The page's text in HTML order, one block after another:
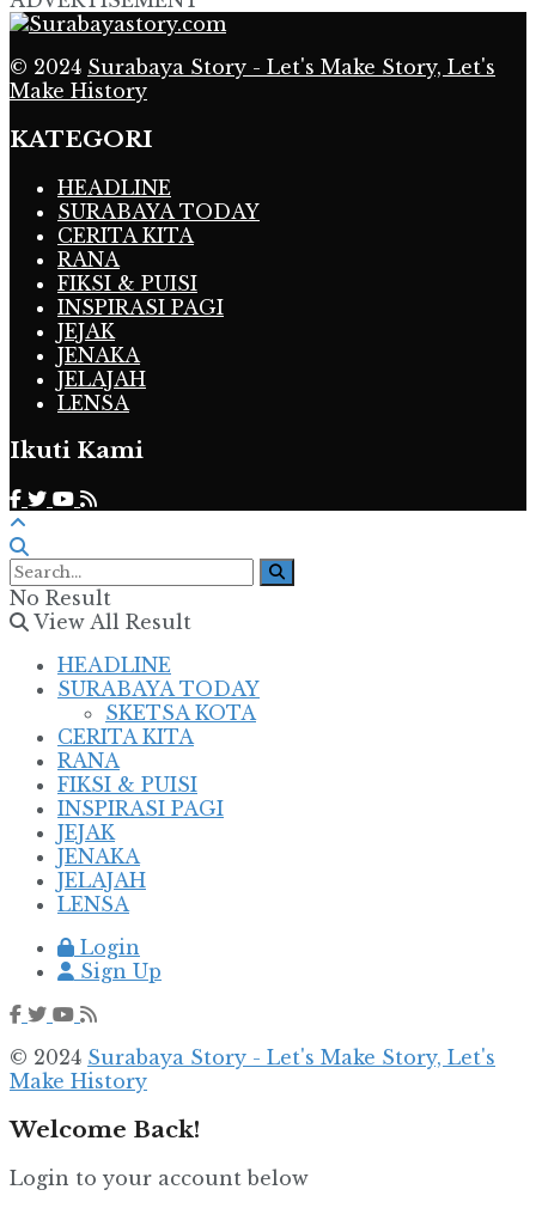
© 2024 Surabaya Story - Let's Make Story, Let's
Make History
KATEGORI
HEADLINE
SURABAYA TODAY
CERITA KITA
RANA
FIKSI & PUISI
INSPIRASI PAGI
JEJAK
JENAKA
JELAJAH
LENSA
Ikuti Kami
No Result
View All Result
HEADLINE
SURABAYA TODAY
SKETSA KOTA
CERITA KITA
RANA
FIKSI & PUISI
INSPIRASI PAGI
JEJAK
JENAKA
JELAJAH
LENSA
Login
Sign Up
© 2024 Surabaya Story - Let's Make Story, Let's
Make History
Welcome Back!
Login to your account below